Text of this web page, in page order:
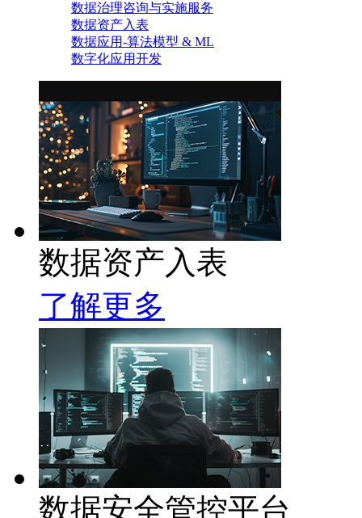
数据治理咨询与实施服务
数据资产入表
数据应用-算法模型 & ML
数字化应用开发
数据资产入表
了解更多
数据安全管控平台